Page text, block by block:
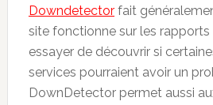
Downdetectorfait
site fonctionne sur les rapports
essayer de découvrir si
services pourraient avoir un
DownDetector permet aussi